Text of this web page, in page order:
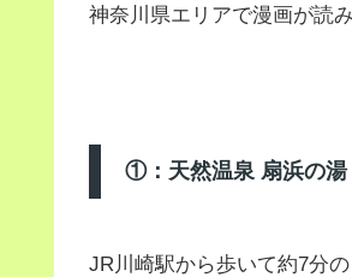
神奈川県エリアで漫画が読
①：天然温泉 扇浜の湯
JR川崎駅から歩いて約7分